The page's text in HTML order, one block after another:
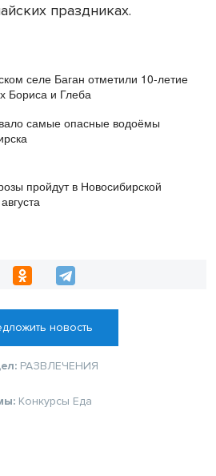
праздниках.
селе Баган отметили 10-летие
Бориса и Глеба
самые опасные водоёмы
пройдут в Новосибирской
новость
РАЗВЛЕЧЕНИЯ
Конкурсы Еда